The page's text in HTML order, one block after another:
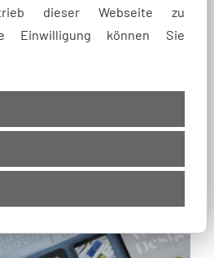
SEO
bei Google
dieser Webseite zu
Einwilligung können Sie